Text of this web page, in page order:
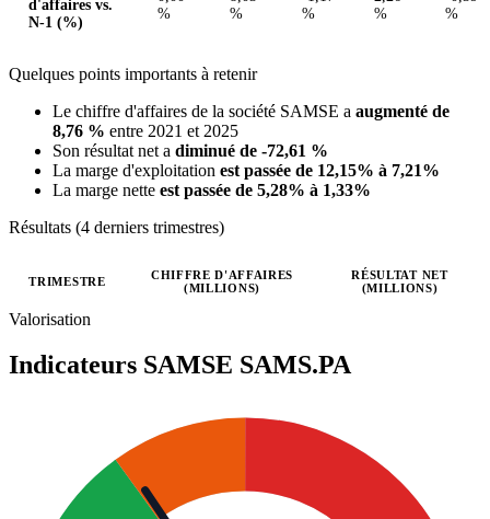
d'affaires vs.
N-1 (%)
%
%
%
%
%
Quelques points importants à retenir
Le chiffre d'affaires de la société SAMSE a augmenté de
8,76 % entre 2021 et 2025
Son résultat net a diminué de -72,61 %
La marge d'exploitation est passée de 12,15% à 7,21%
La marge nette est passée de 5,28% à 1,33%
Résultats (4 derniers trimestres)
Valeurs trimestrielles en millions (euro)
TRIMESTRE
CHIFFRE D'AFFAIRES
(MILLIONS)
RÉSULTAT NET
(MILLIONS)
Valorisation
Indicateurs SAMSE SAMS.PA